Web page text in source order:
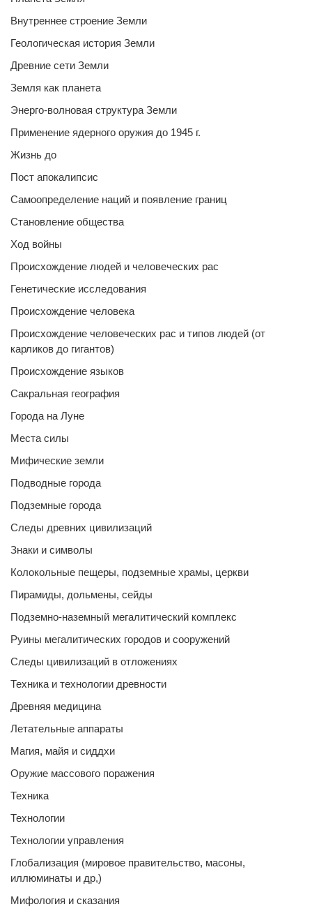
Внутреннее строение Земли
Геологическая история Земли
Древние сети Земли
Земля как планета
Энерго-волновая структура Земли
Применение ядерного оружия до 1945 г.
Жизнь до
Пост апокалипсис
Самоопределение наций и появление границ
Становление общества
Ход войны
Происхождение людей и человеческих рас
Генетические исследования
Происхождение человека
Происхождение человеческих рас и типов людей (от
карликов до гигантов)
Происхождение языков
Сакральная география
Города на Луне
Места силы
Мифические земли
Подводные города
Подземные города
Следы древних цивилизаций
Знаки и символы
Колокольные пещеры, подземные храмы, церкви
Пирамиды, дольмены, сейды
Подземно-наземный мегалитический комплекс
Руины мегалитических городов и сооружений
Следы цивилизаций в отложениях
Техника и технологии древности
Древняя медицина
Летательные аппараты
Магия, майя и сиддхи
Оружие массового поражения
Техника
Технологии
Технологии управления
Глобализация (мировое правительство, масоны,
иллюминаты и др,)
Мифология и сказания